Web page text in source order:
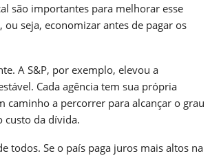
são importantes para melhorar esse
seja, economizar antes de pagar os
A S&P, por exemplo, elevou a
Cada agência tem sua própria
caminho a percorrer para alcançar o grau
custo da dívida.
todos. Se o país paga juros mais altos na